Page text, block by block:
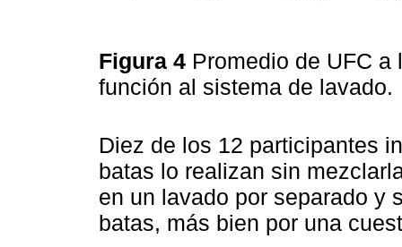
Figura 4 Promedio de UFC
función al sistema de lavado.
Diez de los 12 participantes
batas lo realizan sin
en un lavado por separado y
batas, más bien por una